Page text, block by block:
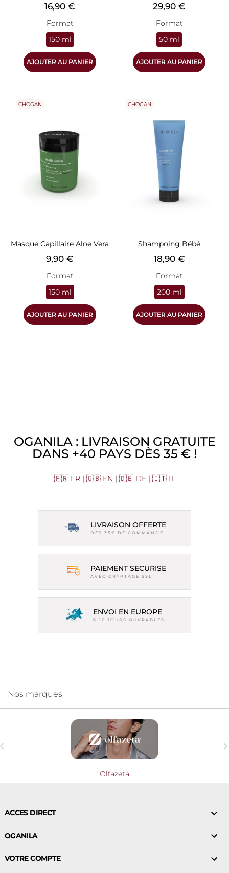
Prix
16,90 €
Format
150 ml
AJOUTER AU PANIER
Prix
29,90 €
Format
50 ml
AJOUTER AU PANIER
Masque Capillaire Aloe Vera
Prix
9,90 €
Format
150 ml
AJOUTER AU PANIER
CHOGAN
Shampoing Bébé
Prix
18,90 €
Format
200 ml
AJOUTER AU PANIER
CHOGAN
OGANILA : LIVRAISON GRATUITE
DANS +40 PAYS DÈS 35 € !
🇫🇷 FR | 🇬🇧 EN | 🇩🇪 DE | 🇮🇹 IT
LIVRAISON OFFERTE
DÈS 35€ DE COMMANDE
PAIEMENT SECURISE
AVEC CRYPTAGE SSL
ENVOI EN EUROPE
6-10 JOURS OUVRABLES
Nos marques
Olfazeta
ACCES DIRECT 
OGANILA 
VOTRE COMPTE 